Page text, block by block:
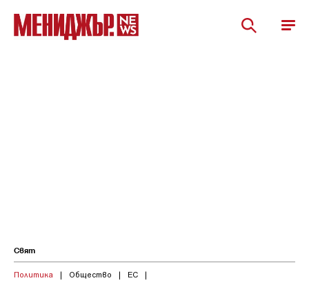
Свят
Политика | Общество | ЕС |